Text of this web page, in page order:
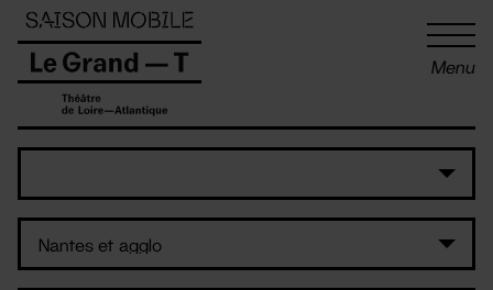
Menu
Panneau de gestion des cookies